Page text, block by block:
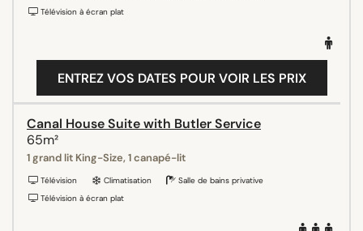
Télévision à écran plat
ENTREZ VOS DATES POUR VOIR LES PRIX
Canal House Suite with Butler Service
65m²
1 grand lit King-Size, 1 canapé-lit
Télévision Climatisation
Salle de bains privative
Télévision à écran plat